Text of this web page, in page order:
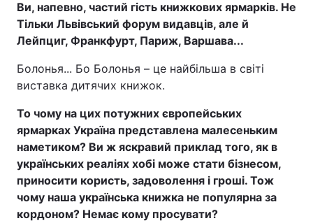
Ви, напевно, частий гість книжкових ярмарків. Не
Тільки Львівський форум видавців, але й
Лейпциг, Франкфурт, Париж, Варшава...
Болонья... Бо Болонья – це найбільша в світі
виставка дитячих книжок.
То чому на цих потужних європейських
ярмарках Україна представлена малесеньким
наметиком? Ви ж яскравий приклад того, як в
українських реаліях хобі може стати бізнесом,
приносити користь, задоволення і гроші. Тож
чому наша українська книжка не популярна за
кордоном? Немає кому просувати?